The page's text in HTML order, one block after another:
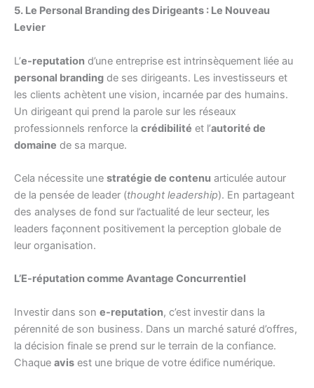
5. Le Personal Branding des Dirigeants : Le Nouveau
Levier
L’e-reputation d’une entreprise est intrinsèquement liée au
personal branding de ses dirigeants. Les investisseurs et
les clients achètent une vision, incarnée par des humains.
Un dirigeant qui prend la parole sur les réseaux
professionnels renforce la crédibilité et l’autorité de
domaine de sa marque.
Cela nécessite une stratégie de contenu articulée autour
de la pensée de leader (thought leadership). En partageant
des analyses de fond sur l’actualité de leur secteur, les
leaders façonnent positivement la perception globale de
leur organisation.
L’E-réputation comme Avantage Concurrentiel
Investir dans son e-reputation, c’est investir dans la
pérennité de son business. Dans un marché saturé d’offres,
la décision finale se prend sur le terrain de la confiance.
Chaque avis est une brique de votre édifice numérique.